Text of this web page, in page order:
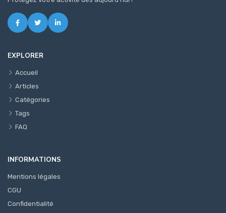
EXPLORER
Accueil
Articles
Catégories
Tags
FAQ
INFORMATIONS
Mentions légales
CGU
Confidentialité